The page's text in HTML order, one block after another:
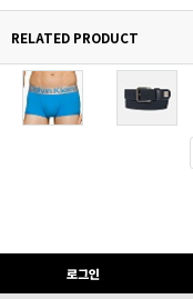
RELATED PRODUCT
로그인